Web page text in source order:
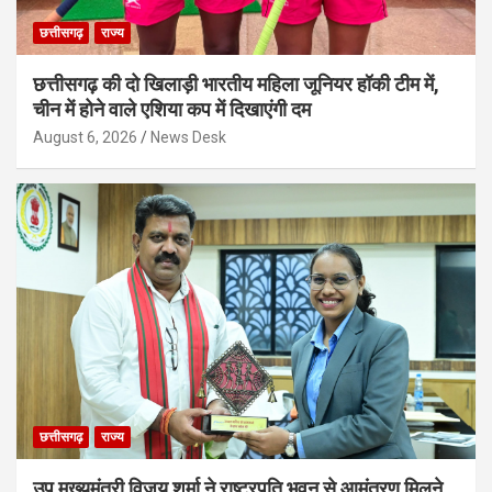
छत्तीसगढ़ राज्य
छत्तीसगढ़ की दो खिलाड़ी भारतीय महिला जूनियर हॉकी टीम में,
चीन में होने वाले एशिया कप में दिखाएंगी दम
August 6, 2026 News Desk
छत्तीसगढ़ राज्य